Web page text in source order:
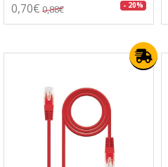
0,70€ 0,88€ - 20%